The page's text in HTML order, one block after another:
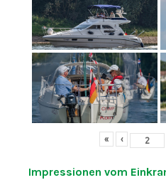
« ‹
Impressionen vom